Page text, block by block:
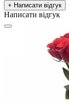
+ Написати відгук
Написати відгук